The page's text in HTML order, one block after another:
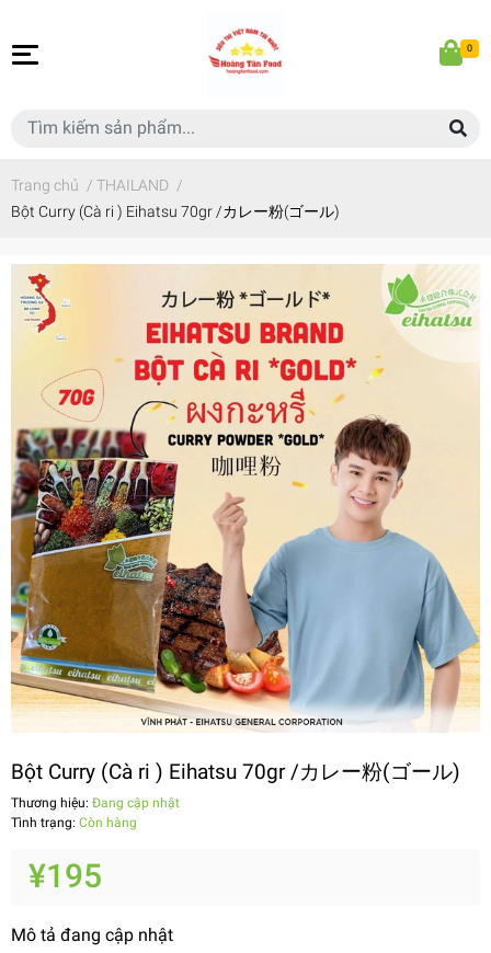
0
Trang chủ / THAILAND /
Bột Curry (Cà ri ) Eihatsu 70gr /カレー粉(ゴール)
Bột Curry (Cà ri ) Eihatsu 70gr /カレー粉(ゴール)
Thương hiệu: Đang cập nhật
Tình trạng: Còn hàng
¥195
Mô tả đang cập nhật